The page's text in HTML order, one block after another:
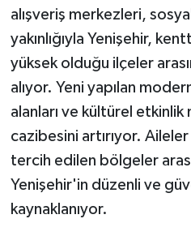
alışveriş merkezleri,
yakınlığıyla Yenişehir,
yüksek olduğu ilçeler
alıyor. Yeni yapılan
alanları ve kültürel
cazibesini artırıyor.
tercih edilen bölgeler
Yenişehir'in düzenli ve
kaynaklanıyor.